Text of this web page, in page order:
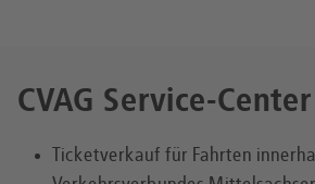
CVAG Service-Center
Ticketverkauf für Fahrten